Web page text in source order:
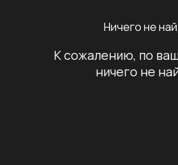
Ничего не
К сожалению, по
ничего не